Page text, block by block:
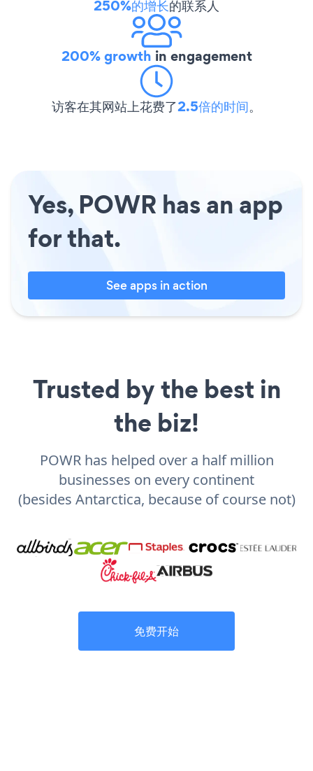
250%的增长的联系人
200% growth in engagement
访客在其网站上花费了2.5倍的时间。
Yes, POWR has an app
for that.
See apps in action
Trusted by the best in
the biz!
POWR has helped over a half million
businesses on every continent
(besides Antarctica, because of course not)
免费开始